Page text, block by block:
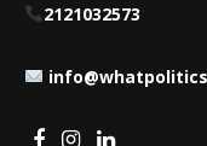
2121032573